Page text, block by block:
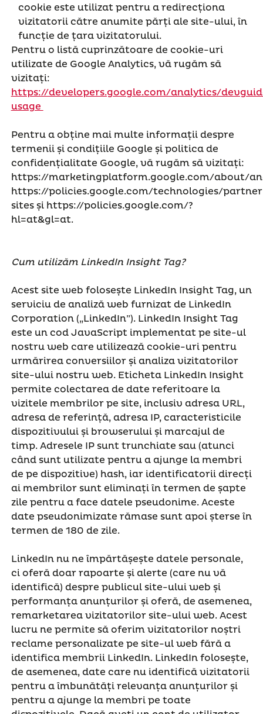
cookie este utilizat pentru a redirecționa
vizitatorii către anumite părți ale site-ului, în
funcție de țara vizitatorului.
Pentru o listă cuprinzătoare de cookie-uri
utilizate de Google Analytics, vă rugăm să
vizitați:
https://developers.google.com/analytics/
usage
Pentru a obține mai multe informații despre
termenii și condițiile Google și politica de
confidențialitate Google, vă rugăm să vizitați:
https://marketingplatform.google.com/about/
https://policies.google.com/technologies/
sites și https://policies.google.com/?
hl=at&gl=at.
Cum utilizăm LinkedIn Insight Tag?
Acest site web folosește LinkedIn Insight Tag, un
serviciu de analiză web furnizat de LinkedIn
Corporation („LinkedIn”). LinkedIn Insight Tag
este un cod JavaScript implementat pe site-ul
nostru web care utilizează cookie-uri pentru
urmărirea conversiilor și analiza vizitatorilor
site-ului nostru web. Eticheta LinkedIn Insight
permite colectarea de date referitoare la
vizitele membrilor pe site, inclusiv adresa URL,
adresa de referință, adresa IP, caracteristicile
dispozitivului și browserului și marcajul de
timp. Adresele IP sunt trunchiate sau (atunci
când sunt utilizate pentru a ajunge la membri
de pe dispozitive) hash, iar identificatorii direcți
ai membrilor sunt eliminați în termen de șapte
zile pentru a face datele pseudonime. Aceste
date pseudonimizate rămase sunt apoi șterse în
termen de 180 de zile.
LinkedIn nu ne împărtășește datele personale,
ci oferă doar rapoarte și alerte (care nu vă
identifică) despre publicul site-ului web și
performanța anunțurilor și oferă, de asemenea,
remarketarea vizitatorilor site-ului web. Acest
lucru ne permite să oferim vizitatorilor noștri
reclame personalizate pe site-ul web fără a
identifica membrii LinkedIn. LinkedIn folosește,
de asemenea, date care nu identifică vizitatorii
pentru a îmbunătăți relevanța anunțurilor și
pentru a ajunge la membri pe toate